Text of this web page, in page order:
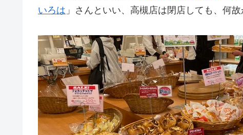
いろは 」さんといい、高槻店は閉店しても、何